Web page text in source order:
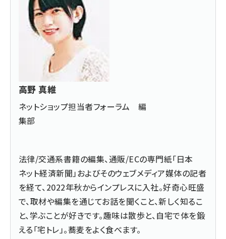
高野 真維
ネットショップ担当者フォーラム 編
集部
法律/交通系書籍の編集、通販/ECの専門紙「日本
ネット経済新聞」およびそのウェブメディア媒体の記者
を経て、2022年秋からインプレスに入社。好奇心旺盛
で、取材や編集を通じてお話を聞くこと、新しく知るこ
と、学ぶことが好きです。趣味は散歩と、自宅で体を鍛
える「宅トレ」。蕎麦をよく食べます。